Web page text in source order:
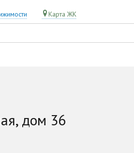
Карта ЖК
дом 36